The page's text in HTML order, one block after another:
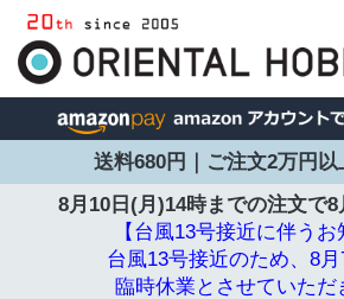
送料680円｜ご注文2万円
8月10日(月)14時までの注文で8
【台風13号接近に伴うお
台風13号接近のため、8
臨時休業とさせていただ